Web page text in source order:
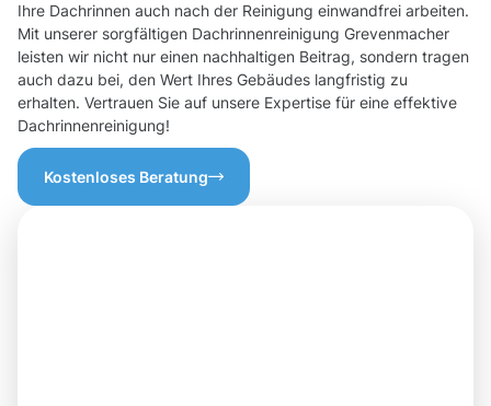
Ihre Dachrinnen auch nach der Reinigung einwandfrei arbeiten.
Mit unserer sorgfältigen Dachrinnenreinigung Grevenmacher
leisten wir nicht nur einen nachhaltigen Beitrag, sondern tragen
auch dazu bei, den Wert Ihres Gebäudes langfristig zu
erhalten. Vertrauen Sie auf unsere Expertise für eine effektive
Dachrinnenreinigung!
Kostenloses Beratung